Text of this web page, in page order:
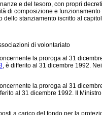
e del tesoro, con propri
di composizione e
stanziamento iscritto al
di volontariato
la proroga al 31
, è differito al 31 dicembre 1992.
la proroga al 31
al 31 dicembre 1992. Il
a carico del fondo per la